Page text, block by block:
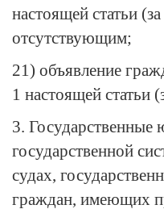
настоящей статьи
отсутствующим;
21) объявление
1 настоящей статьи
3.
государственной
судах,
граждан, имеющих